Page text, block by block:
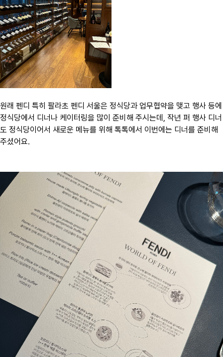
원래 펜디 특히 팔라초 펜디 서울은 정식당과 업무협약을 맺고 행사 등에
정식당에서 디너나 케이터링을 많이 준비해 주시는데, 작년 퍼 행사 디너
도 정식당이어서 새로운 메뉴를 위해 톡톡에서 이번에는 디너를 준비해
주셨어요.